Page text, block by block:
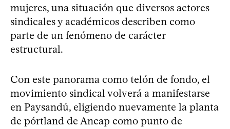
mujeres, una situación que diversos actores
sindicales y académicos describen como
parte de un fenómeno de carácter
estructural.
Con este panorama como telón de fondo, el
movimiento sindical volverá a manifestarse
en Paysandú, eligiendo nuevamente la planta
de pórtland de Ancap como punto de